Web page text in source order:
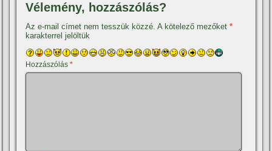
Vélemény, hozzászólás?
Az e-mail címet nem tesszük közzé. A kötelező mezőket*
karakterrel jelöltük
Hozzászólás*